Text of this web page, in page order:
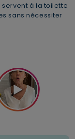
à la toilette
sans nécessiter